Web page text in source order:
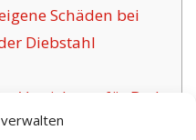
Schäden bei
Diebstahl
Versicherer für Bad